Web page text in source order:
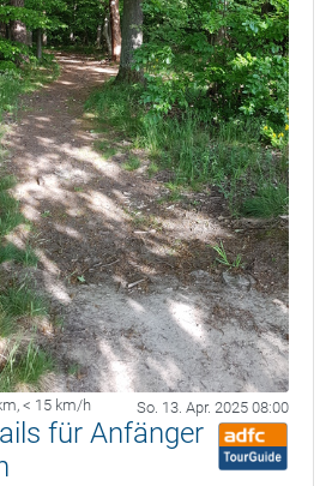
, < 15 km/h So. 13. Apr. 2025 08:00
für Anfänger